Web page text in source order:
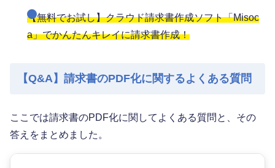
【無料でお試し】クラウド請求書作成ソフト「Misoc
a」でかんたんキレイに請求書作成！
【Q&A】請求書のPDF化に関するよくある質問
ここでは請求書のPDF化に関してよくある質問と、その
答えをまとめました。